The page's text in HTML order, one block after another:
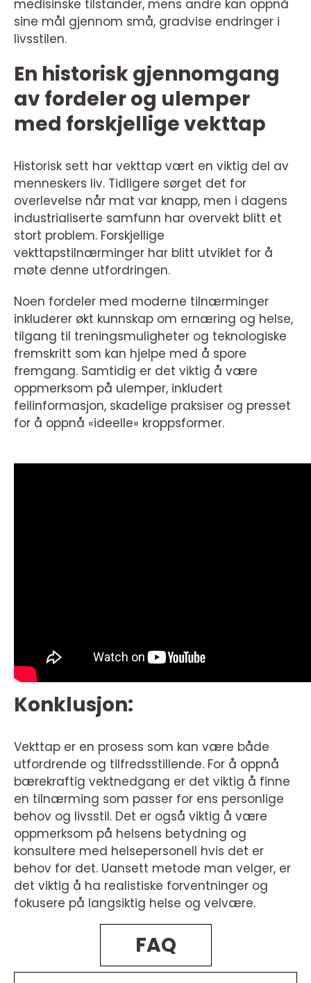
medisinske tilstander, mens andre kan oppnå
sine mål gjennom små, gradvise endringer i
livsstilen.
En historisk gjennomgang
av fordeler og ulemper
med forskjellige vekttap
Historisk sett har vekttap vært en viktig del av
menneskers liv. Tidligere sørget det for
overlevelse når mat var knapp, men i dagens
industrialiserte samfunn har overvekt blitt et
stort problem. Forskjellige
vekttapstilnærminger har blitt utviklet for å
møte denne utfordringen.
Noen fordeler med moderne tilnærminger
inkluderer økt kunnskap om ernæring og helse,
tilgang til treningsmuligheter og teknologiske
fremskritt som kan hjelpe med å spore
fremgang. Samtidig er det viktig å være
oppmerksom på ulemper, inkludert
feilinformasjon, skadelige praksiser og presset
for å oppnå «ideelle» kroppsformer.
Konklusjon:
Vekttap er en prosess som kan være både
utfordrende og tilfredsstillende. For å oppnå
bærekraftig vektnedgang er det viktig å finne
en tilnærming som passer for ens personlige
behov og livsstil. Det er også viktig å være
oppmerksom på helsens betydning og
konsultere med helsepersonell hvis det er
behov for det. Uansett metode man velger, er
det viktig å ha realistiske forventninger og
fokusere på langsiktig helse og velvære.
FAQ